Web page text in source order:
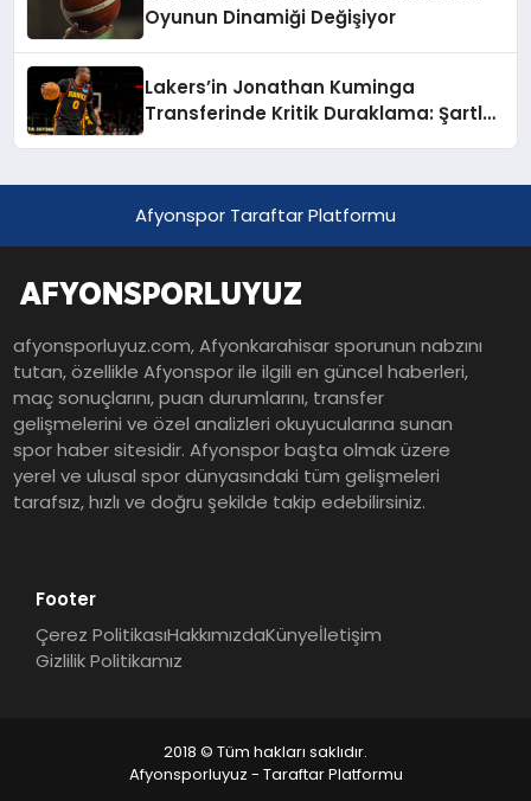
Oyunun Dinamiği Değişiyor
Lakers’in Jonathan Kuminga
Transferinde Kritik Duraklama: Şartlar
Afyonspor Taraftar Platformu
afyonsporluyuz.com, Afyonkarahisar sporunun nabzını
tutan, özellikle Afyonspor ile ilgili en güncel haberleri,
maç sonuçlarını, puan durumlarını, transfer
gelişmelerini ve özel analizleri okuyucularına sunan
spor haber sitesidir. Afyonspor başta olmak üzere
yerel ve ulusal spor dünyasındaki tüm gelişmeleri
tarafsız, hızlı ve doğru şekilde takip edebilirsiniz.
Footer
Çerez PolitikasıHakkımızdaKünyeİletişim
Gizlilik Politikamız
2018 © Tüm hakları saklıdır.
Afyonsporluyuz - Taraftar Platformu